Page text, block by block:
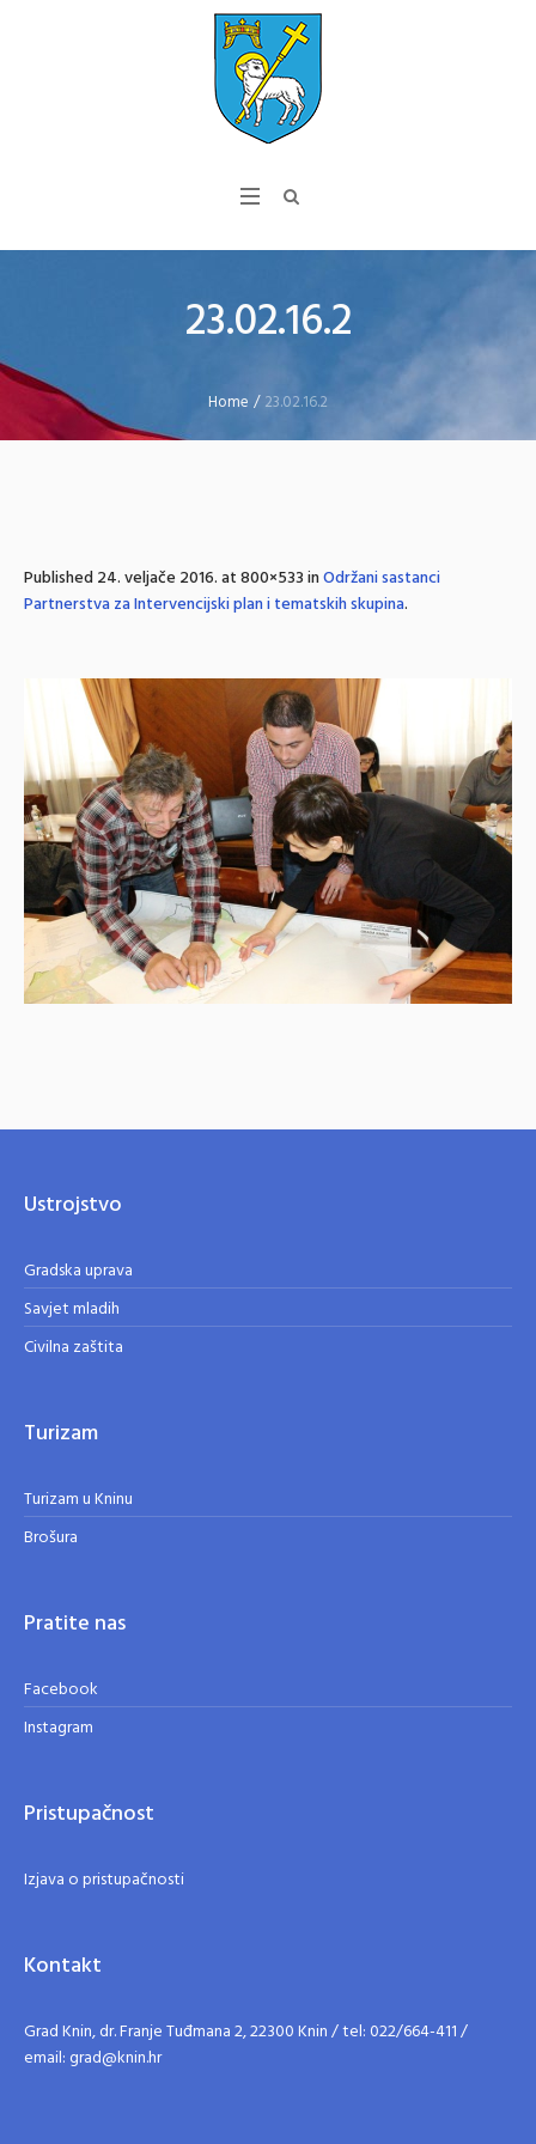
23.02.16.2
Home /23.02.16.2
Published24. veljače 2016.at 800×533 inOdržani sastanci
Partnerstva za Intervencijski plan i tematskih skupina.
Ustrojstvo
Gradska uprava
Savjet mladih
Civilna zaštita
Turizam
Turizam u Kninu
Brošura
Pratite nas
Facebook
Instagram
Pristupačnost
Izjava o pristupačnosti
Kontakt
Grad Knin, dr. Franje Tuđmana 2, 22300 Knin / tel: 022/664-411 /
email: grad@knin.hr